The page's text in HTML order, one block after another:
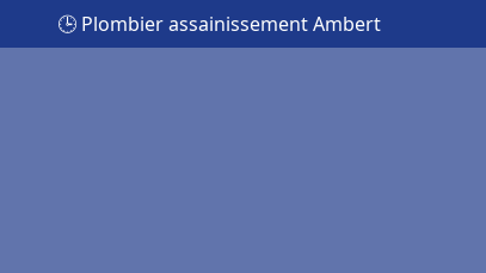
🕒 Plombier assainissement Ambert